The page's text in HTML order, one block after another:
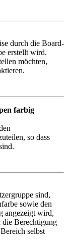
durch die Board-
erstellt wird.
möchten,
farbig
so dass
sind,
sowie den
angezeigt wird,
die Berechtigung
selbst